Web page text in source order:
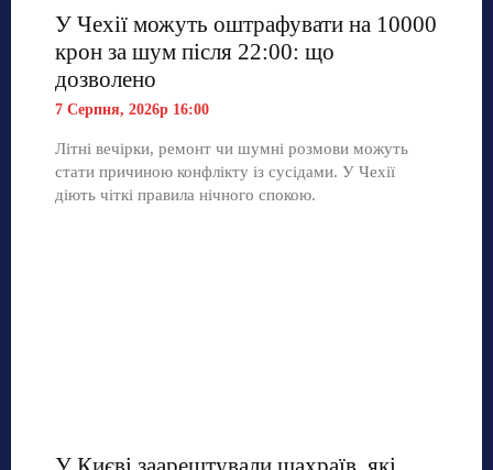
У Чехії можуть оштрафувати на 10000
крон за шум після 22:00: що
дозволено
7 Серпня, 2026р 16:00
Літні вечірки, ремонт чи шумні розмови можуть
стати причиною конфлікту із сусідами. У Чехії
діють чіткі правила нічного спокою.